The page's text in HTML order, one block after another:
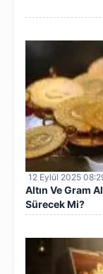
12 Eylül 2025
Altın Ve Gram
Sürecek Mi?